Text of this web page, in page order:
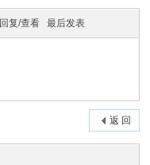
回复/查看 最后发表
返 回